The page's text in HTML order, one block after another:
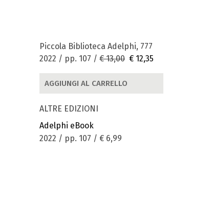
Piccola Biblioteca Adelphi, 777
2022 / pp. 107 / € 13,00 € 12,35
AGGIUNGI AL CARRELLO
ALTRE EDIZIONI
Adelphi eBook
2022 / pp. 107 / € 6,99